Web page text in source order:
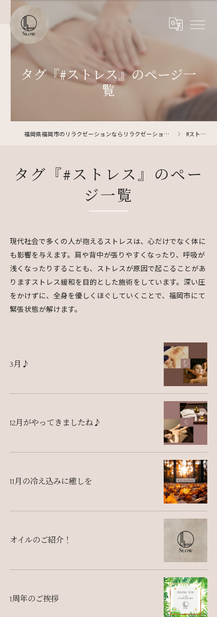
タグ『#ストレス』のページ一
覧
福岡県福岡市のリラクゼーションならリラクゼーションサロン SLOW #ストレス
タグ『#ストレス』のペー
ジ一覧
現代社会で多くの人が抱えるストレスは、心だけでなく体に
も影響を与えます。肩や背中が張りやすくなったり、呼吸が
浅くなったりすることも、ストレスが原因で起こることがあ
りますストレス緩和を目的とした施術をしています。深い圧
をかけずに、全身を優しくほぐしていくことで、福岡市にて
緊張状態が解けます。
3月♪
12月がやってきましたね♪
11月の冷え込みに癒しを
オイルのご紹介！
1周年のご挨拶